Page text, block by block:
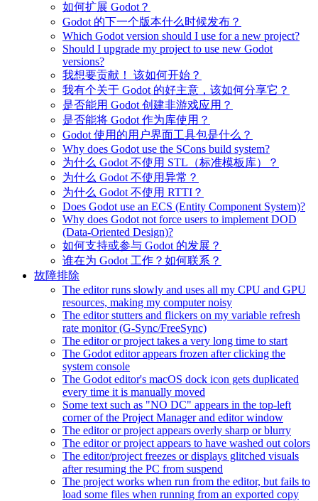
如何扩展 Godot？
Godot 的下一个版本什么时候发布？
Which Godot version should I use for a new project?
Should I upgrade my project to use new Godot
versions?
我想要贡献！ 该如何开始？
我有个关于 Godot 的好主意，该如何分享它？
是否能用 Godot 创建非游戏应用？
是否能将 Godot 作为库使用？
Godot 使用的用户界面工具包是什么？
Why does Godot use the SCons build system?
为什么 Godot 不使用 STL（标准模板库）？
为什么 Godot 不使用异常？
为什么 Godot 不使用 RTTI？
Does Godot use an ECS (Entity Component System)?
Why does Godot not force users to implement DOD
(Data-Oriented Design)?
如何支持或参与 Godot 的发展？
谁在为 Godot 工作？如何联系？
故障排除
The editor runs slowly and uses all my CPU and GPU
resources, making my computer noisy
The editor stutters and flickers on my variable refresh
rate monitor (G-Sync/FreeSync)
The editor or project takes a very long time to start
The Godot editor appears frozen after clicking the
system console
The Godot editor's macOS dock icon gets duplicated
every time it is manually moved
Some text such as "NO DC" appears in the top-left
corner of the Project Manager and editor window
The editor or project appears overly sharp or blurry
The editor or project appears to have washed out colors
The editor/project freezes or displays glitched visuals
after resuming the PC from suspend
The project works when run from the editor, but fails to
load some files when running from an exported copy